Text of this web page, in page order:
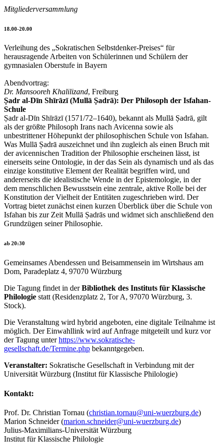
Mitgliederversammlung
18.00-20.00
Verleihung des „Sokratischen Selbstdenker-Preises“ für
herausragende Arbeiten von Schülerinnen und Schülern der
gymnasialen Oberstufe in Bayern
Abendvortrag:
Dr. Mansooreh Khalilizand, Freiburg
Ṣadr al-Dīn Shīrāzī (Mullā Ṣadrā): Der Philosoph der Isfahan-
Schule
Ṣadr al-Dīn Shīrāzī (1571/72–1640), bekannt als Mullā Ṣadrā, gilt
als der größte Philosoph Irans nach Avicenna sowie als
unbestrittener Höhepunkt der philosophischen Schule von Isfahan.
Was Mullā Ṣadrā auszeichnet und ihn zugleich als einen Bruch mit
der avicennischen Tradition der Philosophie erscheinen lässt, ist
einerseits seine Ontologie, in der das Sein als dynamisch und als das
einzige konstitutive Element der Realität begriffen wird, und
andererseits die idealistische Wende in der Epistemologie, in der
dem menschlichen Bewusstsein eine zentrale, aktive Rolle bei der
Konstitution der Vielheit der Entitäten zugeschrieben wird. Der
Vortrag bietet zunächst einen kurzen Überblick über die Schule von
Isfahan bis zur Zeit Mullā Ṣadrās und widmet sich anschließend den
Grundzügen seiner Philosophie.
ab 20:30
Gemeinsames Abendessen und Beisammensein im Wirtshaus am
Dom, Paradeplatz 4, 97070 Würzburg
Die Tagung findet in derBibliothek des Instituts für Klassische
Philologie statt (Residenzplatz 2, Tor A, 97070 Würzburg, 3.
Stock).
Die Veranstaltung wird hybrid angeboten, eine digitale Teilnahme ist
möglich. Der Einwahllink wird auf Anfrage mitgeteilt und kurz vor
der Tagung unterhttps://www.sokratische-
gesellschaft.de/Termine.php bekanntgegeben.
Veranstalter: Sokratische Gesellschaft in Verbindung mit der
Universität Würzburg (Institut für Klassische Philologie)
Kontakt:
Prof. Dr. Christian Tornau (christian.tornau@uni-wuerzburg.de)
Marion Schneider (marion.schneider@uni-wuerzburg.de)
Julius-Maximilians-Universität Würzburg
Institut für Klassische Philologie